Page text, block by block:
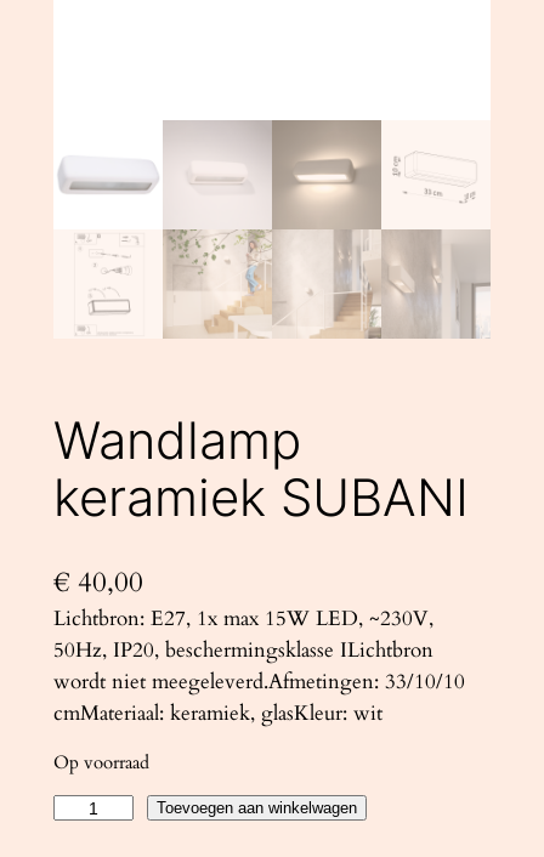
Wandlamp
keramiek SUBANI
€ 40,00
Lichtbron: E27, 1x max 15W LED, ~230V,
50Hz, IP20, beschermingsklasse ILichtbron
wordt niet meegeleverd.Afmetingen: 33/10/10
cmMateriaal: keramiek, glasKleur: wit
Op voorraad
Toevoegen aan winkelwagen